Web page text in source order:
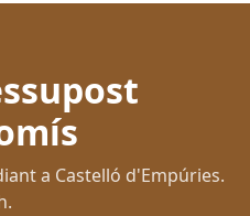
a Castelló d'Empúries.